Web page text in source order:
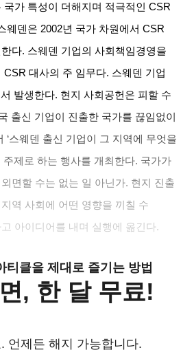
가 특성이 더해지며 적극적인
CSR
웨덴은 2002년 국가 차원에서 CSR
다. 스웨덴 기업의 사회책임경영을
CSR대사의 주 임무다. 스웨덴 기업
발생한다. 현지 사회공헌은 피할 수
출신 기업이 진출한 국가를 끊임없이
‘스웨덴 출신 기업이 그 지역에 무엇을
주제로 하는 행사를 개최한다. 국가가
면할 수는 없는 일 아닌가. 현지 진출
역 사회에 어떤 영향을 끼칠 수
아이디어를 내며 실행에 옮긴다.
티클을 제대로 즐기는 방법
, 한 달 무료!
언제든 해지 가능합니다.